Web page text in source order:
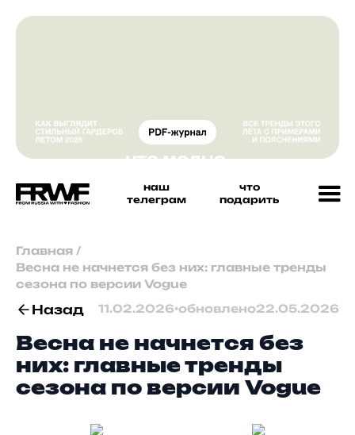
наш
телеграм
что
подарить
Главная /
Весна не начнется без них: главные тренды
сезона по версии Vogue
Назад 11.02.2026•обновлено22.05.2026
Весна не начнется без
них: главные тренды
сезона по версии Vogue